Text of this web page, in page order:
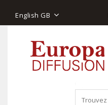
English GB